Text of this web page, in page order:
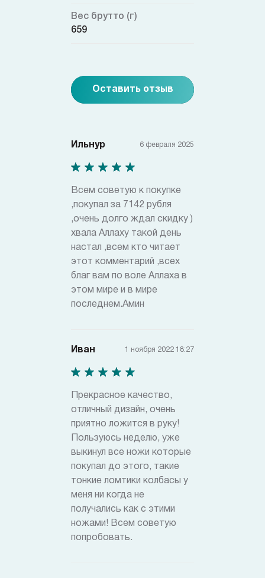
Вес брутто (г)
659
Оставить отзыв
Ильнур 6 февраля 2025
Всем советую к покупке
,покупал за 7142 рубля
,очень долго ждал скидку )
хвала Аллаху такой день
настал ,всем кто читает
этот комментарий ,всех
благ вам по воле Аллаха в
этом мире и в мире
последнем.Амин
Иван 1 ноября 2022 18:27
Прекрасное качество,
отличный дизайн, очень
приятно ложится в руку!
Пользуюсь неделю, уже
выкинул все ножи которые
покупал до этого, такие
тонкие ломтики колбасы у
меня ни когда не
получались как с этими
ножами! Всем советую
попробовать.